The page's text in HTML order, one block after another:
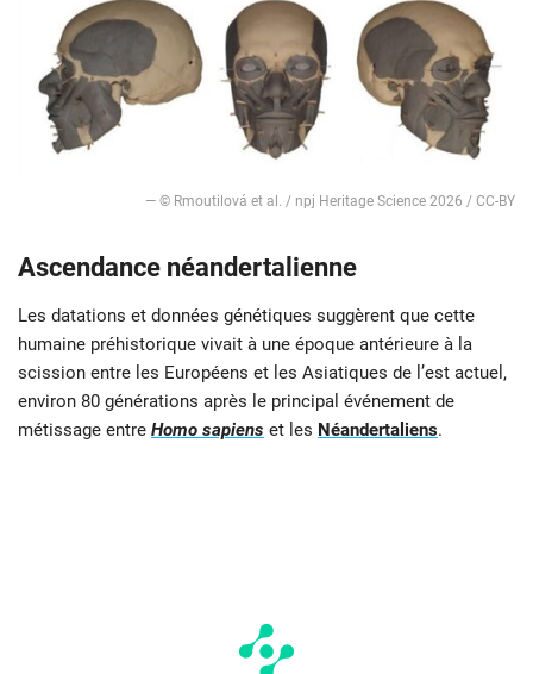
— © Rmoutilová et al. / npj Heritage Science 2026 / CC-BY
Ascendance néandertalienne
Les datations et données génétiques suggèrent que cette
humaine préhistorique vivait à une époque antérieure à la
scission entre les Européens et les Asiatiques de l’est actuel,
environ 80 générations après le principal événement de
métissage entre Homo sapiens et les Néandertaliens.